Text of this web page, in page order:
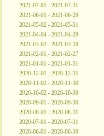
2021-07-01 - 2021-07-31
2021-06-01 - 2021-06-29
2021-05-02 - 2021-05-31
2021-04-04 - 2021-04-29
2021-03-02 - 2021-03-28
2021-02-01 - 2021-02-27
2021-01-01 - 2021-01-31
2020-12-01 - 2020-12-31
2020-11-02 - 2020-11-30
2020-10-02 - 2020-10-30
2020-09-01 - 2020-09-30
2020-08-01 - 2020-08-31
2020-07-01 - 2020-07-31
2020-06-01 - 2020-06-30